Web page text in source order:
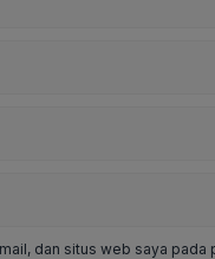
dan situs web saya